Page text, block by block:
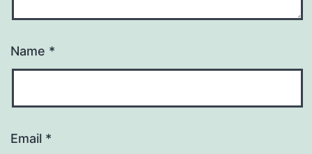
Name *
Email *